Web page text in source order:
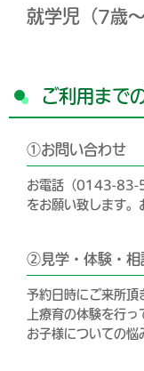
就学児（7歳
ご利用まで
①お問い合わせ
お電話（0143-83-
をお願い致します。
②見学・体験・相
予約日時にご来所頂
上療育の体験を行
お子様についての悩